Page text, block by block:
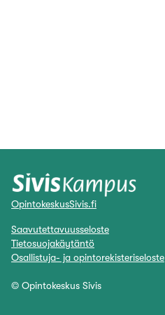
OpintokeskusSivis.fi
Saavutettavuusseloste
Tietosuojakäytäntö
Osallistuja- ja opintorekisteriseloste
© Opintokeskus Sivis